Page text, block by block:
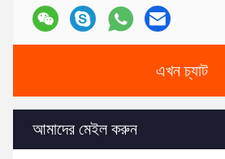
এখন চ্যাট
আমাদের মেইল করুন